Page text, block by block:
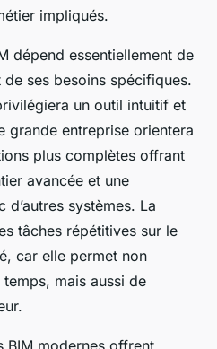
impliqués.
dépend essentiellement de
de ses besoins spécifiques.
un outil intuitif et
grande entreprise orientera
plus complètes offrant
avancée et une
systèmes. La
tâches répétitives sur le
car elle permet non
mais aussi de
BIM modernes offrent